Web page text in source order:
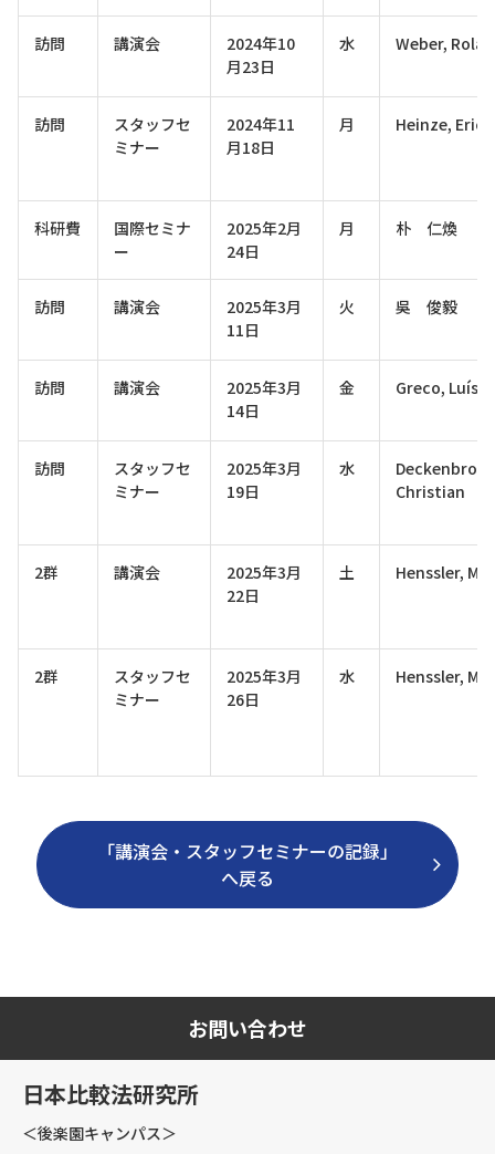
訪問 講演会
2024年10
月23日
水 Weber,
訪問
スタッフセ
ミナー
2024年11
月18日
月 Heinze, Eric
科研費
国際セミナ
ー
2025年2月
24日
月 朴 仁煥
訪問 講演会
2025年3月
11日
火 吳 俊毅
訪問 講演会
2025年3月
14日
金 Greco, Luís
訪問
スタッフセ
ミナー
2025年3月
19日
水
Christian
2群 講演会
2025年3月
22日
土 Henssler,
2群
スタッフセ
ミナー
2025年3月
26日
水 Henssler,
「講演会・スタッフセミナーの記録」
へ戻る
お問い合わせ
日本比較法研究所
＜後楽園キャンパス＞